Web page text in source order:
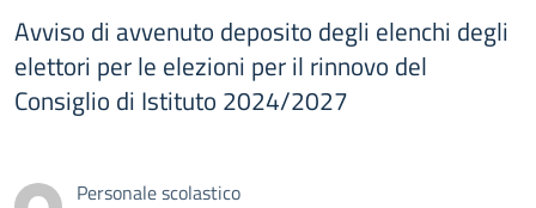
Avviso di avvenuto deposito degli elenchi degli
elettori per le elezioni per il rinnovo del
Consiglio di Istituto 2024/2027
Personale scolastico